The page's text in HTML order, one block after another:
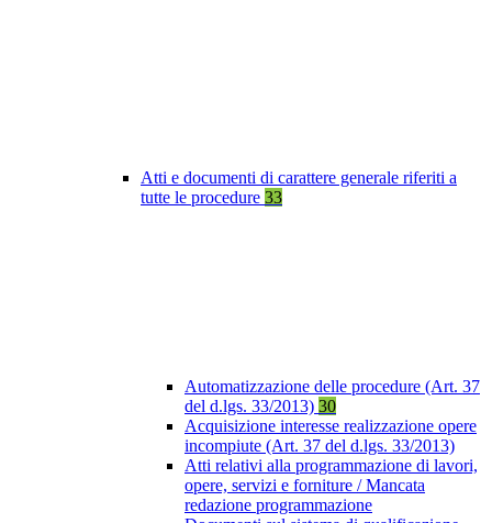
Atti e documenti di carattere generale riferiti a
tutte le procedure 33
Automatizzazione delle procedure (Art. 37
del d.lgs. 33/2013) 30
Acquisizione interesse realizzazione opere
incompiute (Art. 37 del d.lgs. 33/2013)
Atti relativi alla programmazione di lavori,
opere, servizi e forniture / Mancata
redazione programmazione